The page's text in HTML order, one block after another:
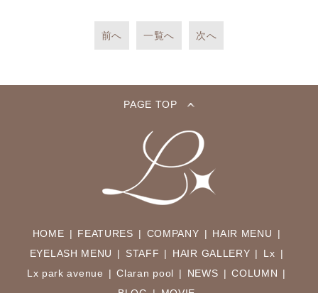
前へ 一覧へ 次へ
PAGE TOP
HOME FEATURES COMPANY
HAIR MENU
EYELASH MENU
STAFF HAIR GALLERY
Lx
Lx park avenue
Claran pool NEWS
COLUMN